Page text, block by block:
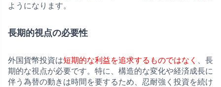
ようになります。
長期的視点の必要性
外国貨幣投資は短期的な利益を追求するものではなく
、長
期的な視点が必要です。特に、構造的な変化や経済成長に
伴う為替の動きは時間を要するため、忍耐強く投資を続け